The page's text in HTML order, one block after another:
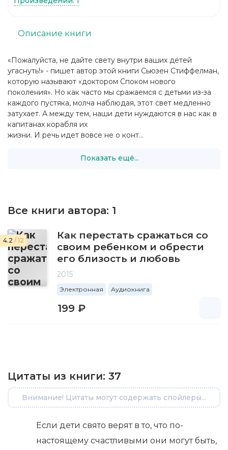
«Пожалуйста, не дайте свету внутри ваших детей
угаснуть!» - пишет автор этой книги Сьюзен Стиффелман,
которую называют «доктором Споком нового
поколения». Но как часто мы сражаемся с детьми из-за
каждого пустяка, молча наблюдая, этот свет медленно
затухает. А между тем, наши дети нуждаются в нас как в
капитанах корабля их
жизни. И речь идет вовсе не о конт...
Показать ещё...
Описание книги
Все книги автора: 1
4.2 / 12
Как перестать сражаться со
своим ребенком и обрести
его близость и любовь
2015
Электронная Аудиокнига
199 ₽
Цитаты из книги: 37
Внимание! Цитаты могут содержать спойлеры...
Если дети свято верят в то, что по-
настоящему счастливыми они могут быть,